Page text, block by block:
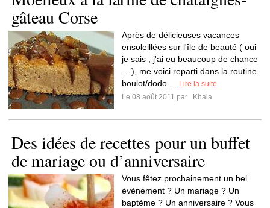
gâteau Corse
Après de délicieuses vacances
ensoleillées sur l'île de beauté ( oui
je sais , j'ai eu beaucoup de chance
... ), me voici reparti dans la routine
boulot/dodo ...
Lire la suite
Le 08 août 2011 par
Khala
Des idées de recettes pour un buffet
de mariage ou d’anniversaire
Vous fêtez prochainement un bel
évènement ? Un mariage ? Un
baptème ? Un anniversaire ? Vous